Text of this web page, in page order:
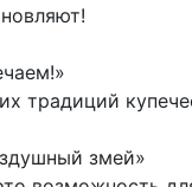
традиций
змей»